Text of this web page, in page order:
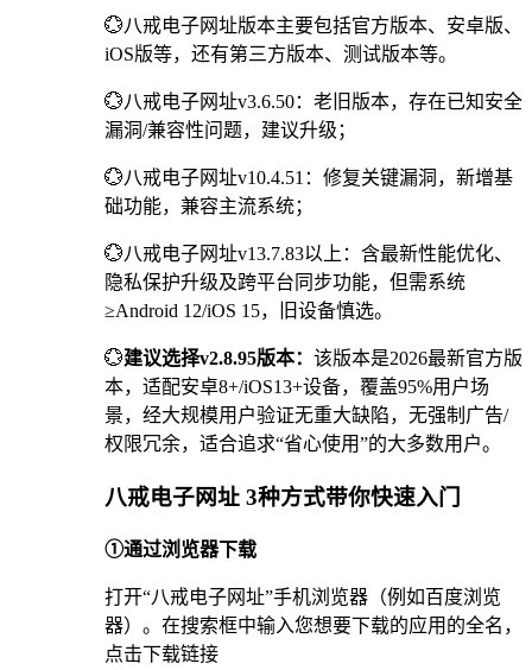
💮八戒电子网址版本主要包括官方版本、安卓版、
iOS版等，还有第三方版本、测试版本等。
💮八戒电子网址v3.6.50：老旧版本，存在已知安全
漏洞/兼容性问题，建议升级；
💮八戒电子网址v10.4.51：修复关键漏洞，新增基
础功能，兼容主流系统；
💮八戒电子网址v13.7.83以上：含最新性能优化、
隐私保护升级及跨平台同步功能，但需系统
≥Android 12/iOS 15，旧设备慎选。
💮建议选择v2.8.95版本： 该版本是2026最新官方版
本，适配安卓8+/iOS13+设备，覆盖95%用户场
景，经大规模用户验证无重大缺陷，无强制广告/
权限冗余，适合追求“省心使用”的大多数用户。
八戒电子网址 3种方式带你快速入门
①通过浏览器下载
打开“八戒电子网址”手机浏览器（例如百度浏览
器）。在搜索框中输入您想要下载的应用的全名，
点击下载链接